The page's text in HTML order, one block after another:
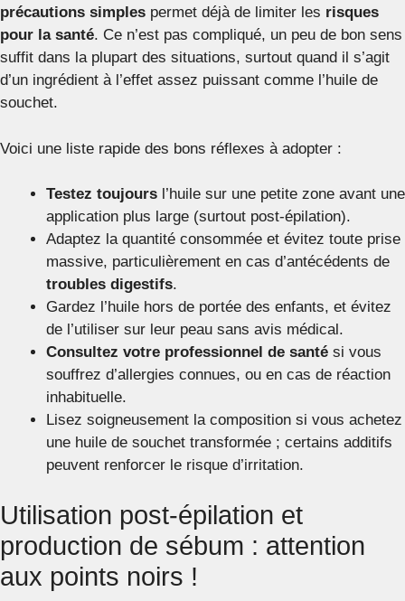
précautions simples permet déjà de limiter les risques
pour la santé. Ce n’est pas compliqué, un peu de bon sens
suffit dans la plupart des situations, surtout quand il s’agit
d’un ingrédient à l’effet assez puissant comme l’huile de
souchet.
Voici une liste rapide des bons réflexes à adopter :
Testez toujours l’huile sur une petite zone avant une
application plus large (surtout post-épilation).
Adaptez la quantité consommée et évitez toute prise
massive, particulièrement en cas d’antécédents de
troubles digestifs.
Gardez l’huile hors de portée des enfants, et évitez
de l’utiliser sur leur peau sans avis médical.
Consultez votre professionnel de santé si vous
souffrez d’allergies connues, ou en cas de réaction
inhabituelle.
Lisez soigneusement la composition si vous achetez
une huile de souchet transformée ; certains additifs
peuvent renforcer le risque d’irritation.
Utilisation post-épilation et
production de sébum : attention
aux points noirs !